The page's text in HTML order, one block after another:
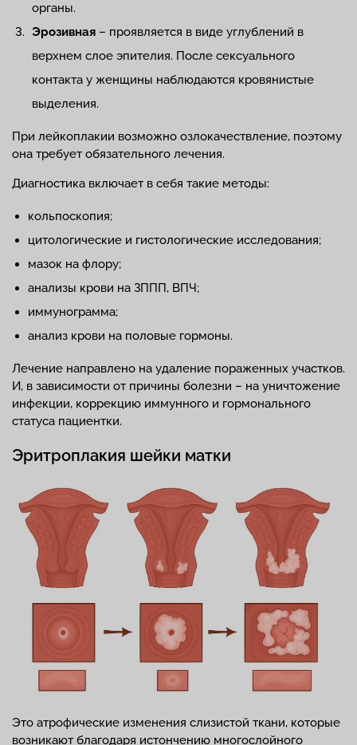
органы.
Эрозивная – проявляется в виде углублений в
верхнем слое эпителия. После сексуального
контакта у женщины наблюдаются кровянистые
выделения.
При лейкоплакии возможно озлокачествление, поэтому
она требует обязательного лечения.
Диагностика включает в себя такие методы:
кольпоскопия;
цитологические и гистологические исследования;
мазок на флору;
анализы крови на ЗППП, ВПЧ;
иммунограмма;
анализ крови на половые гормоны.
Лечение направлено на удаление пораженных участков.
И, в зависимости от причины болезни – на уничтожение
инфекции, коррекцию иммунного и гормонального
статуса пациентки.
Эритроплакия шейки матки
Это атрофические изменения слизистой ткани, которые
возникают благодаря истончению многослойного